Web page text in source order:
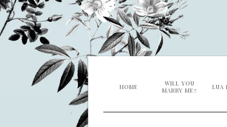
HOME
WILL YOU
MARRY ME?
LUA